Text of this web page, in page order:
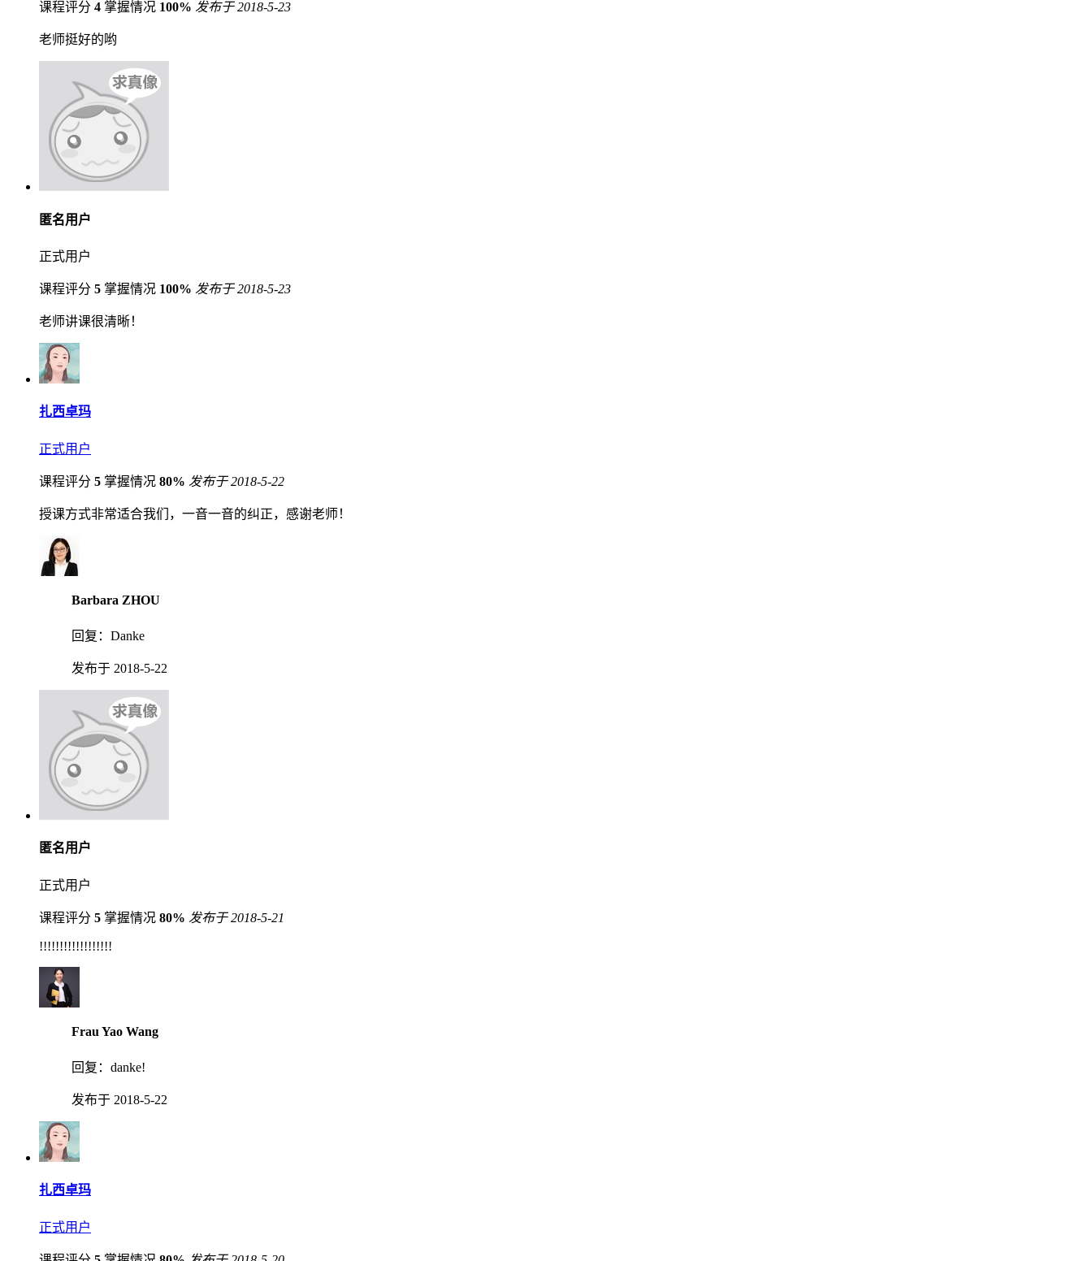
课程评分 4 掌握情况 100% 发布于 2018-5-23
老师挺好的哟
匿名用户
正式用户
课程评分 5 掌握情况 100% 发布于 2018-5-23
老师讲课很清晰！
扎西卓玛
正式用户
课程评分 5 掌握情况 80% 发布于 2018-5-22
授课方式非常适合我们，一音一音的纠正，感谢老师！
Barbara ZHOU
回复： Danke
发布于 2018-5-22
匿名用户
正式用户
课程评分 5 掌握情况 80% 发布于 2018-5-21
!!!!!!!!!!!!!!!!!!
Frau Yao Wang
回复： danke!
发布于 2018-5-22
扎西卓玛
正式用户